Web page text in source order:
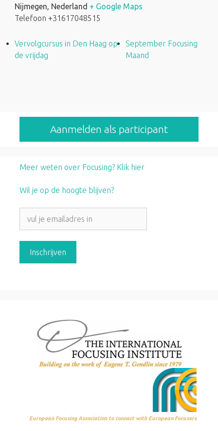
Nijmegen, Nederland + Google Maps
Telefoon +31617048515
Vervolgcursus in Den Haag op
de vrijdag
September Focusing
Maand
Aanmelden als participant
Meer weten over Focusing? Klik hier
Wil je op de hoogte blijven?
European Focusing Association to connect with European Focusers